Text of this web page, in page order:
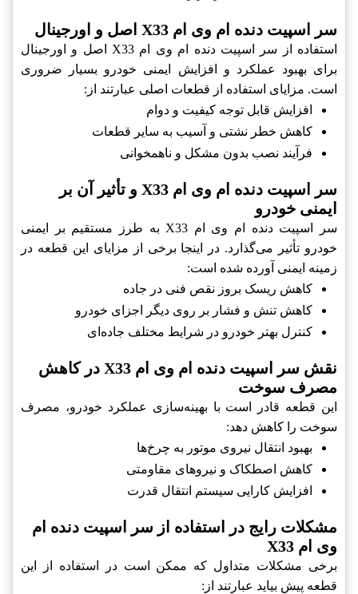
سر اسپیت دنده ام وی ام X33 اصل و اورجینال
استفاده از سر اسپیت دنده ام وی ام X33 اصل و اورجینال
برای بهبود عملکرد و افزایش ایمنی خودرو بسیار ضروری
است. مزایای استفاده از قطعات اصلی عبارتند از:
افزایش قابل توجه کیفیت و دوام
کاهش خطر نشتی و آسیب به سایر قطعات
فرآیند نصب بدون مشکل و ناهمخوانی
سر اسپیت دنده ام وی ام X33 و تأثیر آن بر
ایمنی خودرو
سر اسپیت دنده ام وی ام X33 به طرز مستقیم بر ایمنی
خودرو تأثیر می‌گذارد. در اینجا برخی از مزایای این قطعه در
زمینه ایمنی آورده شده است:
کاهش ریسک بروز نقص فنی در جاده
کاهش تنش و فشار بر روی دیگر اجزای خودرو
کنترل بهتر خودرو در شرایط مختلف جاده‌ای
نقش سر اسپیت دنده ام وی ام X33 در کاهش
مصرف سوخت
این قطعه قادر است با بهینه‌سازی عملکرد خودرو، مصرف
سوخت را کاهش دهد:
بهبود انتقال نیروی موتور به چرخ‌ها
کاهش اصطکاک و نیروهای مقاومتی
افزایش کارایی سیستم انتقال قدرت
مشکلات رایج در استفاده از سر اسپیت دنده ام
وی ام X33
برخی مشکلات متداول که ممکن است در استفاده از این
قطعه پیش بیاید عبارتند از: